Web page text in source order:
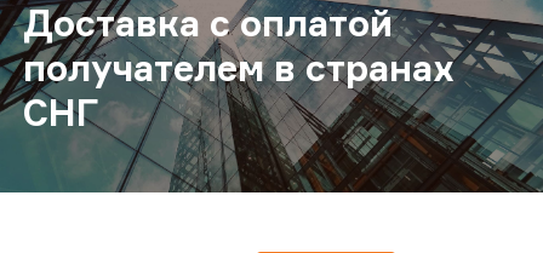
Доставка с оплатой
получателем в странах
СНГ